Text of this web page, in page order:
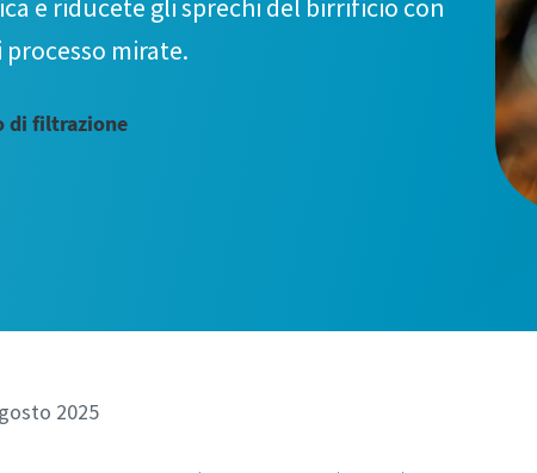
e riducete gli sprechi del birrificio con
mirate.
di filtrazione
2025
tue esigenze.